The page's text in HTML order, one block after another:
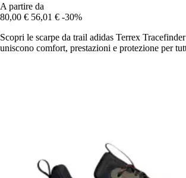
A partire da
80,00 € 56,01 € -30%
Scopri le scarpe da trail adidas Terrex
uniscono comfort, prestazioni e protezione per